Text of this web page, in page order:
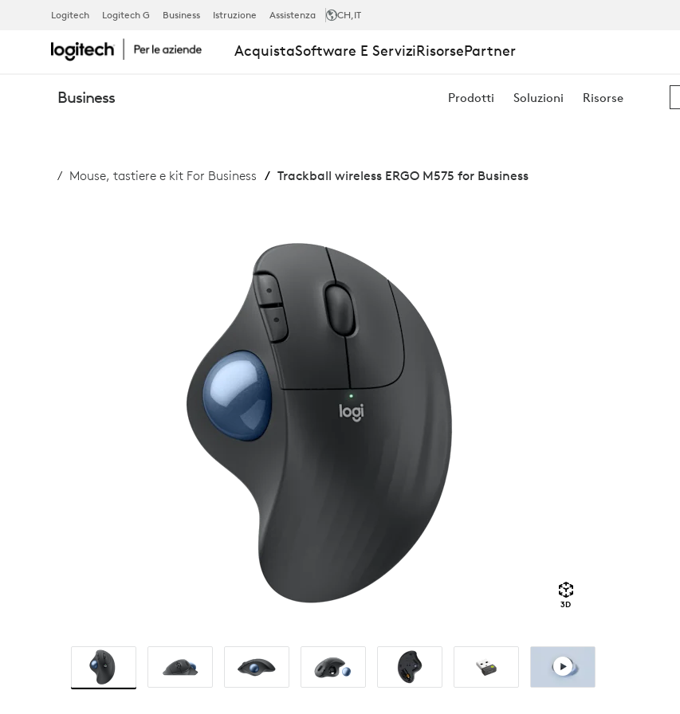
TRACKBALL
WIRELESS
ERGO
BUSINESS
Logitech Logitech G Business Istruzione Assistenza CH,IT
AcquistaSoftware E ServiziRisorsePartner
Business Prodotti Soluzioni Risorse
Mouse, tastiere e kit For Business Trackball wireless ERGO M575 for Business
3D